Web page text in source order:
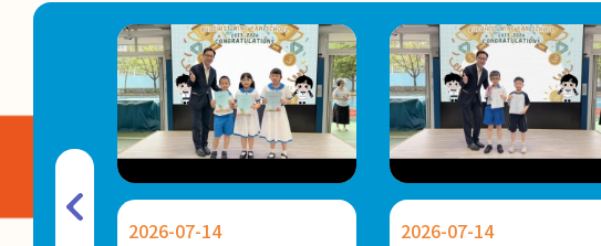
2026-07-14 2026-07-14